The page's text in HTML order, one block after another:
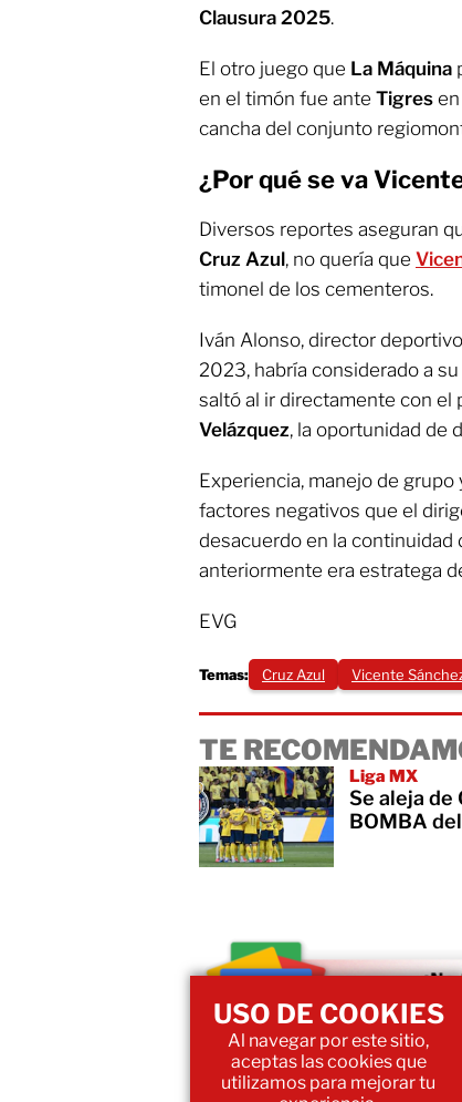
Clausura 2025.
El otro juego que La Máquina
en el timón fue ante Tigres
cancha del conjunto
¿Por qué se va
Diversos reportes aseguran
Cruz Azul, no quería que
timonel de los cementeros.
Iván Alonso, director
2023, habría considerado a
saltó al ir directamente con el
Velázquez, la oportunidad de
Experiencia, manejo de
factores negativos que el
desacuerdo en la continuidad
anteriormente era estratega
EVG
Temas: Cruz Azul Vicente
TE
Liga MX
Se aleja de
BOMBA
USO DE COOKIES
Al navegar por este sitio,
aceptas las cookies que
utilizamos para mejorar tu